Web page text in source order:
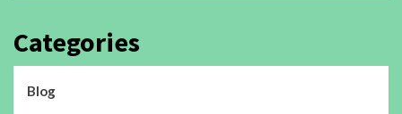
Categories
Blog